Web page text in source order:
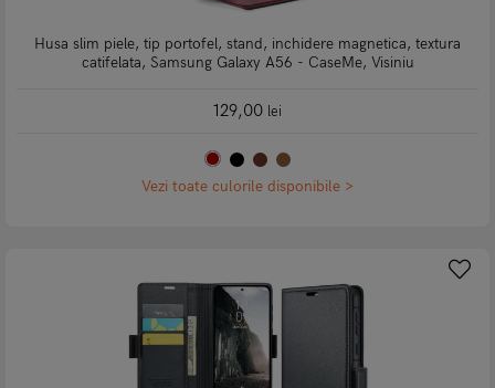
Husa slim piele, tip portofel, stand, inchidere magnetica, textura
catifelata, Samsung Galaxy A56 - CaseMe, Visiniu
129,00 lei
Vezi toate culorile disponibile >